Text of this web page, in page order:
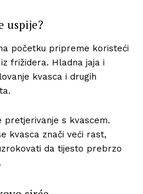
uspije?
početku pripreme koristeći
frižidera. Hladna jaja i
kvasca i drugih
pretjerivanje s kvascem.
kvasca znači veći rast,
da tijesto prebrzo